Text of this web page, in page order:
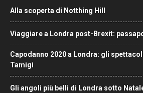
Alla scoperta di Notthing Hill
Viaggiare a Londra post-Brexit:
Capodanno 2020 a Londra: gli
Tamigi
Gli angoli più belli di Londra sotto